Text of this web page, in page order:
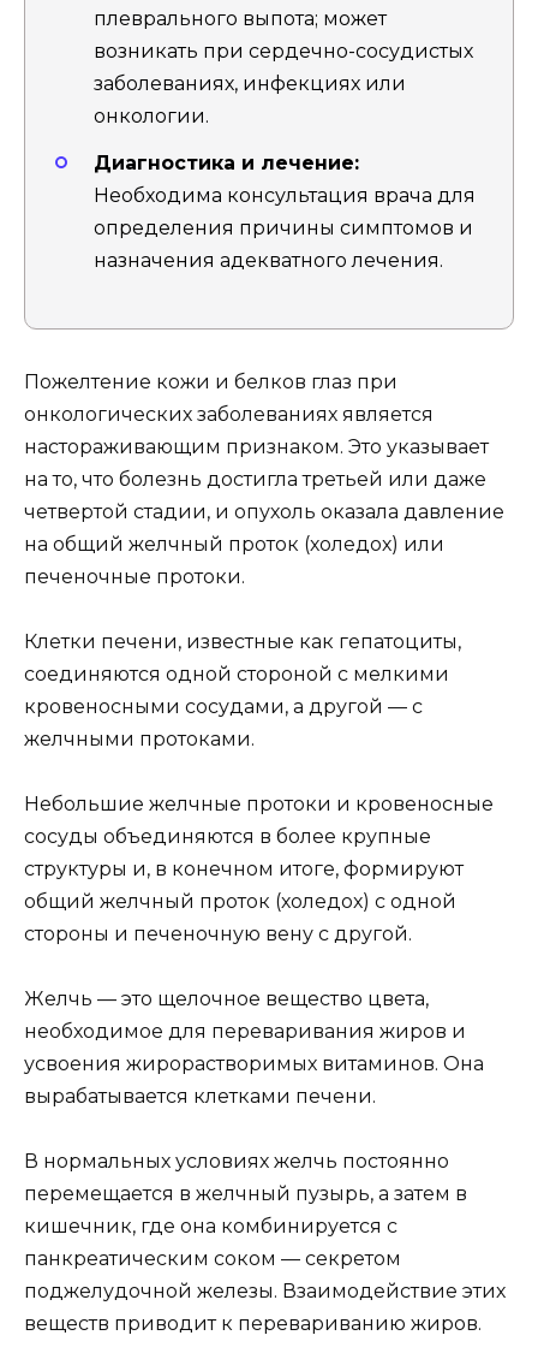
плеврального выпота; может
возникать при сердечно-сосудистых
заболеваниях, инфекциях или
онкологии.
Диагностика и лечение:
Необходима консультация врача для
определения причины симптомов и
назначения адекватного лечения.
Пожелтение кожи и белков глаз при
онкологических заболеваниях является
настораживающим признаком. Это указывает
на то, что болезнь достигла третьей или даже
четвертой стадии, и опухоль оказала давление
на общий желчный проток (холедох) или
печеночные протоки.
Клетки печени, известные как гепатоциты,
соединяются одной стороной с мелкими
кровеносными сосудами, а другой — с
желчными протоками.
Небольшие желчные протоки и кровеносные
сосуды объединяются в более крупные
структуры и, в конечном итоге, формируют
общий желчный проток (холедох) с одной
стороны и печеночную вену с другой.
Желчь — это щелочное вещество цвета,
необходимое для переваривания жиров и
усвоения жирорастворимых витаминов. Она
вырабатывается клетками печени.
В нормальных условиях желчь постоянно
перемещается в желчный пузырь, а затем в
кишечник, где она комбинируется с
панкреатическим соком — секретом
поджелудочной железы. Взаимодействие этих
веществ приводит к перевариванию жиров.